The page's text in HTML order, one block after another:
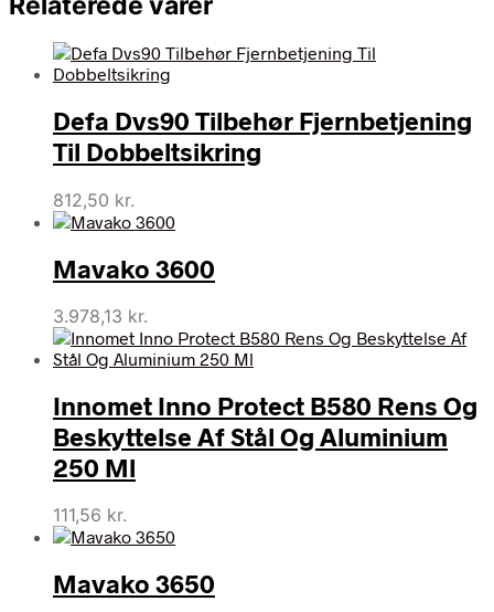
Defa Dvs90 Tilbehør Fjernbetjening
Til Dobbeltsikring
812,50 kr.
Mavako 3600
3.978,13 kr.
Innomet Inno Protect B580 Rens Og
Beskyttelse Af Stål Og Aluminium
250 Ml
111,56 kr.
Mavako 3650